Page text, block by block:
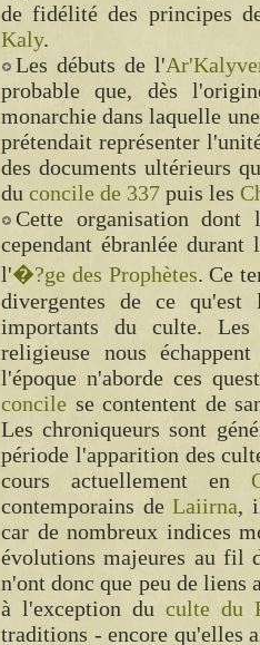
de fidélité des principes
Kaly.
Les débuts de l'
probable que, dès
monarchie dans laquelle
prétendait représenter
des documents ultérieurs
du concile de 337 puis les
Cette organisation
cependant ébranlée
l'�?ge des Prophètes. Ce
divergentes de ce qu'est
importants du culte.
religieuse nous
l'époque n'aborde ces
concile se contentent de
Les chroniqueurs sont
période l'apparition des
cours actuellement en
contemporains deLaiirna,
car de nombreux indices
évolutions majeures au fil
n'ont donc que peu de liens
à l'exception du culte du
traditions - encore qu'elles